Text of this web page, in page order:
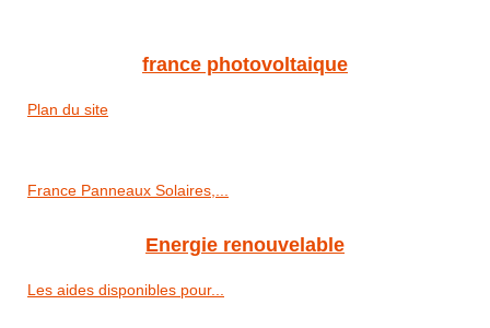
france photovoltaique
Plan du site
France Panneaux Solaires,...
Energie renouvelable
Les aides disponibles pour...